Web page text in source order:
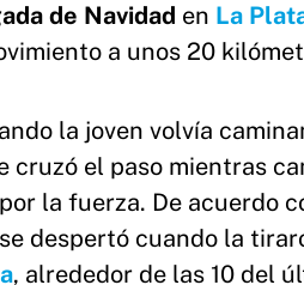
de Navidad en La
a unos 20
la joven volvía
el paso mientras
la fuerza. De acuerdo
despertó cuando la
, alrededor de las 10 del